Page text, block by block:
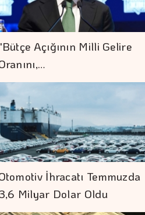
Açığının Milli Gelire
İhracatı Temmuzda
Milyar Dolar Oldu
Temmuz Enflasyonu
Sürecini Destekledi
KKM Bakiyesinde
Düşüş Devam
Borç Kıskacı
Derinleşiyor